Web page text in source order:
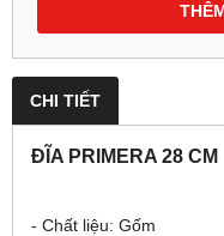
CHI TIẾT
ĐĨA PRIMERA 28 CM
- Chất liệu: Gốm